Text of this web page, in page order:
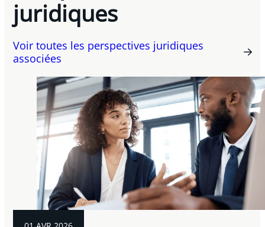
juridiques
Voir toutes les perspectives juridiques
associées